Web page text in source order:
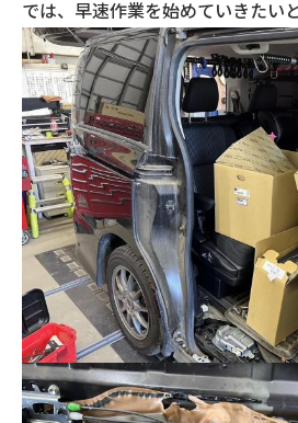
では、早速作業を始めていきたい